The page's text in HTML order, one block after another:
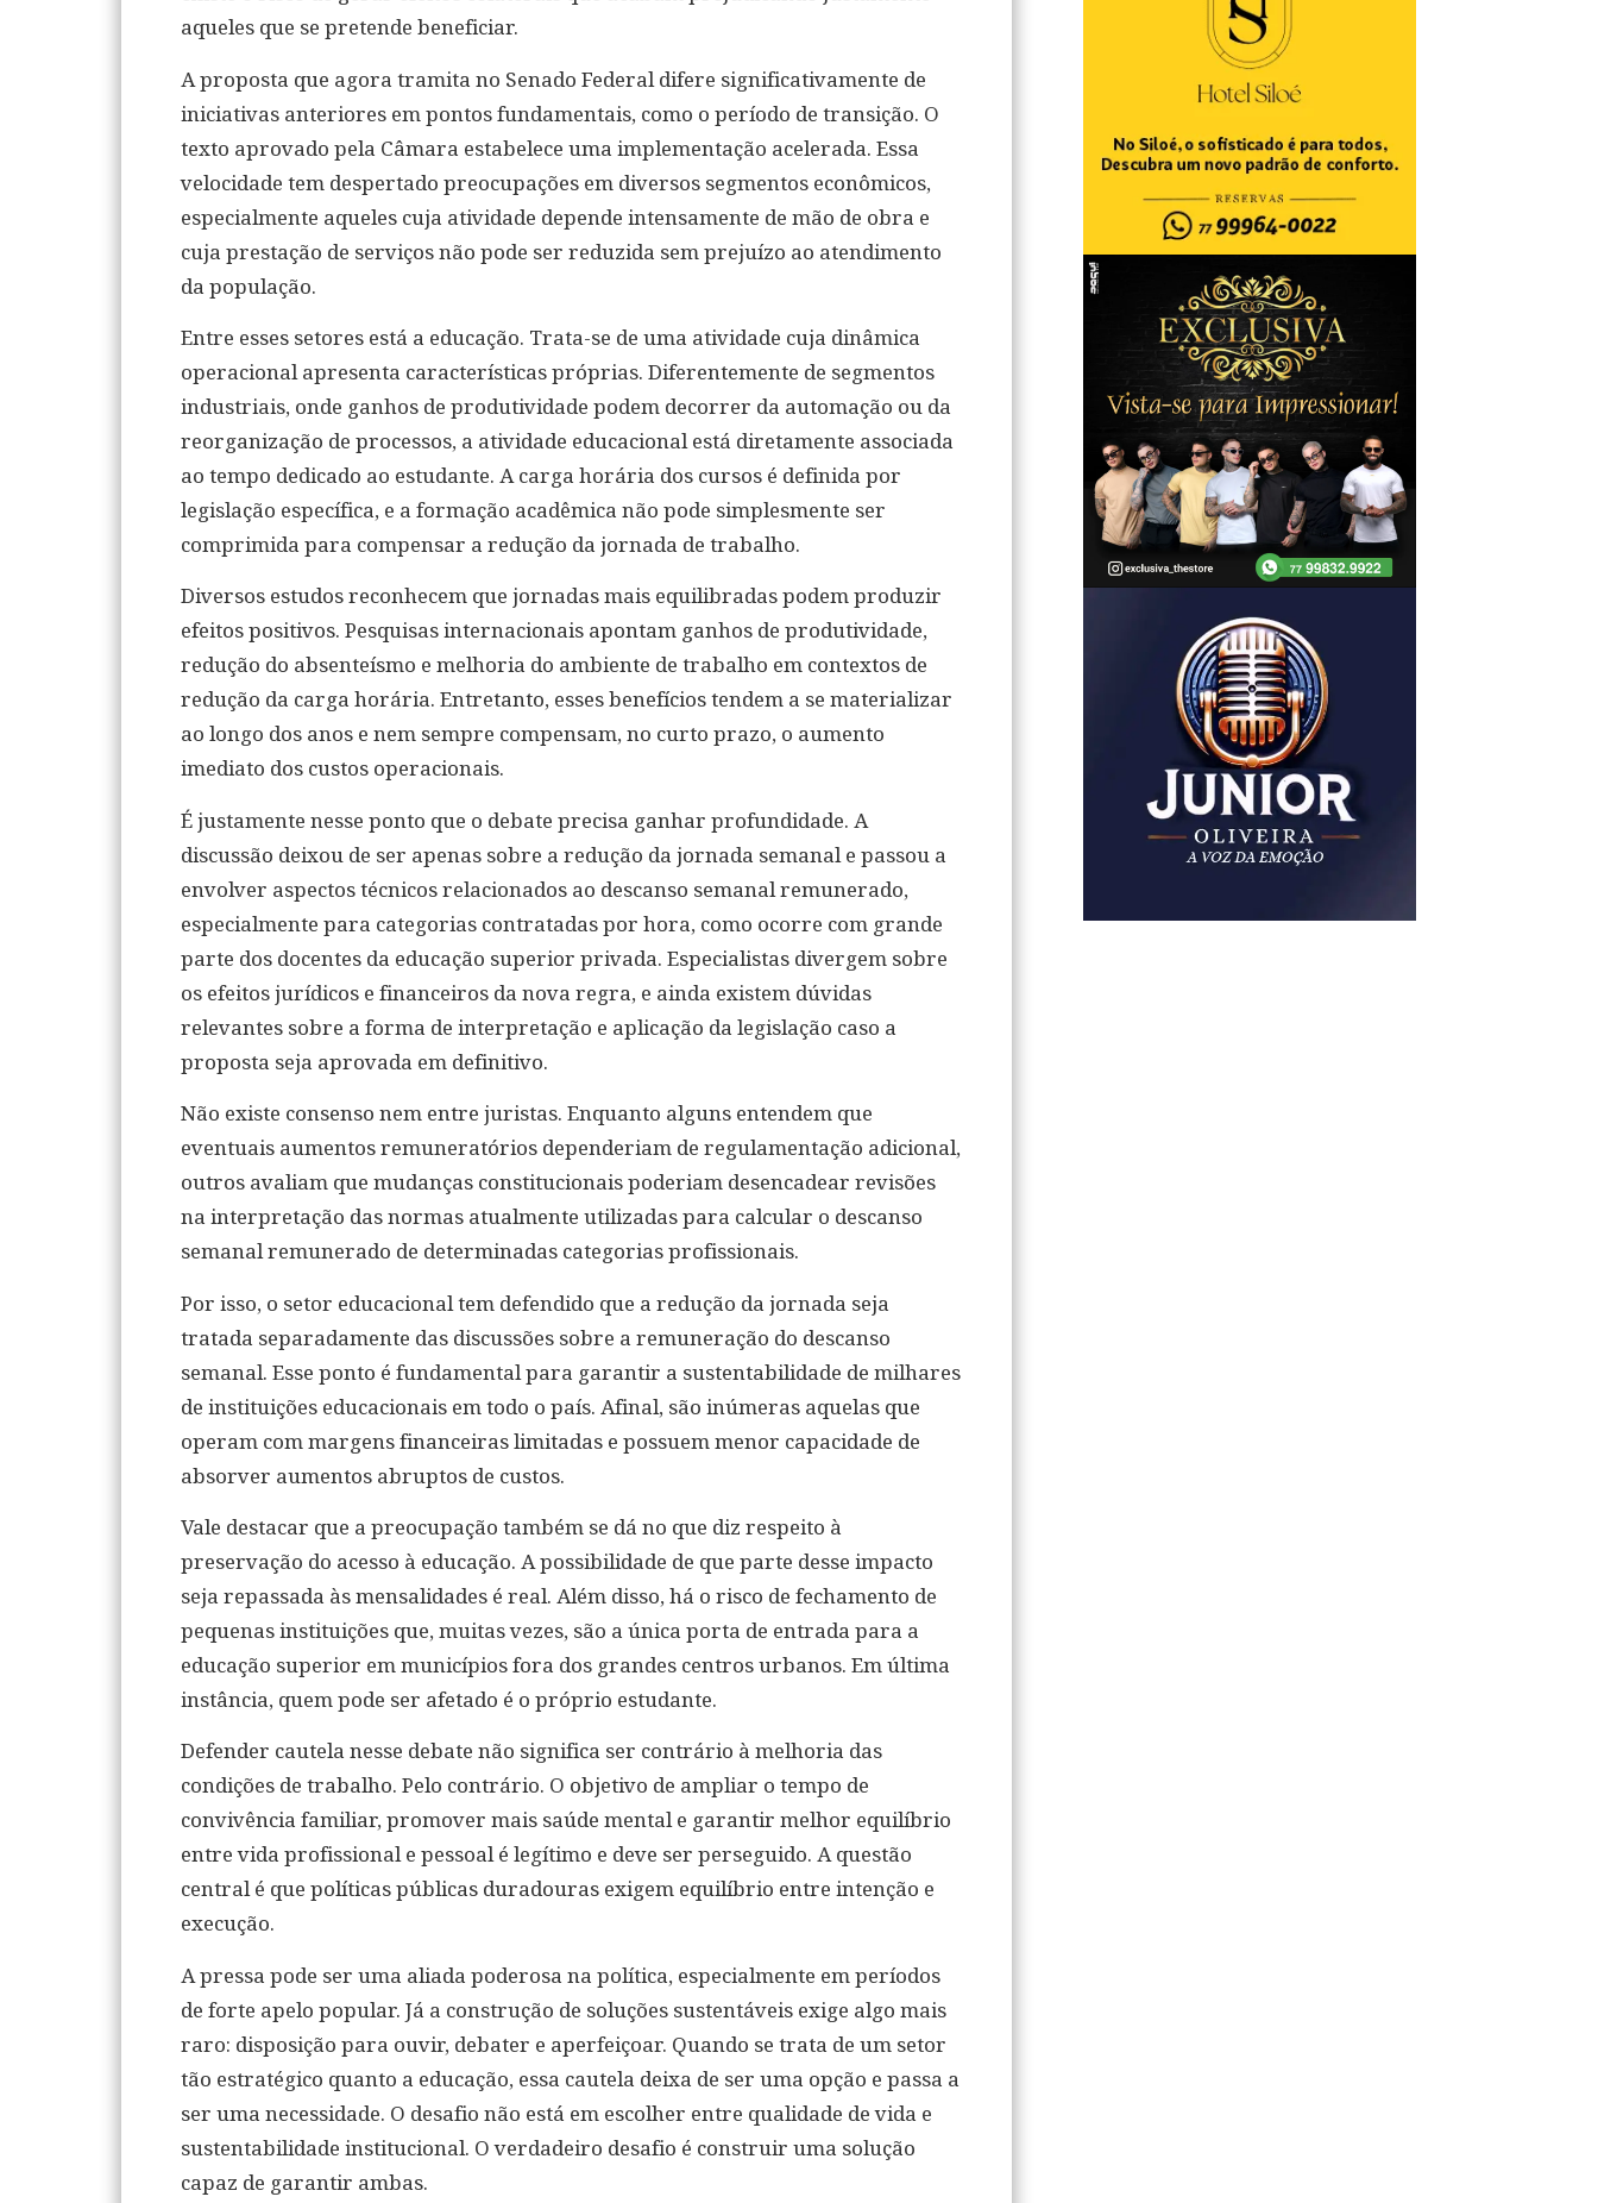
aqueles que se pretende beneficiar.
A proposta que agora tramita no Senado Federal difere significativamente de
iniciativas anteriores em pontos fundamentais, como o período de transição. O
texto aprovado pela Câmara estabelece uma implementação acelerada. Essa
velocidade tem despertado preocupações em diversos segmentos econômicos,
especialmente aqueles cuja atividade depende intensamente de mão de obra e
cuja prestação de serviços não pode ser reduzida sem prejuízo ao atendimento
da população.
Entre esses setores está a educação. Trata-se de uma atividade cuja dinâmica
operacional apresenta características próprias. Diferentemente de segmentos
industriais, onde ganhos de produtividade podem decorrer da automação ou da
reorganização de processos, a atividade educacional está diretamente associada
ao tempo dedicado ao estudante. A carga horária dos cursos é definida por
legislação específica, e a formação acadêmica não pode simplesmente ser
comprimida para compensar a redução da jornada de trabalho.
Diversos estudos reconhecem que jornadas mais equilibradas podem produzir
efeitos positivos. Pesquisas internacionais apontam ganhos de produtividade,
redução do absenteísmo e melhoria do ambiente de trabalho em contextos de
redução da carga horária. Entretanto, esses benefícios tendem a se materializar
ao longo dos anos e nem sempre compensam, no curto prazo, o aumento
imediato dos custos operacionais.
É justamente nesse ponto que o debate precisa ganhar profundidade. A
discussão deixou de ser apenas sobre a redução da jornada semanal e passou a
envolver aspectos técnicos relacionados ao descanso semanal remunerado,
especialmente para categorias contratadas por hora, como ocorre com grande
parte dos docentes da educação superior privada. Especialistas divergem sobre
os efeitos jurídicos e financeiros da nova regra, e ainda existem dúvidas
relevantes sobre a forma de interpretação e aplicação da legislação caso a
proposta seja aprovada em definitivo.
Não existe consenso nem entre juristas. Enquanto alguns entendem que
eventuais aumentos remuneratórios dependeriam de regulamentação adicional,
outros avaliam que mudanças constitucionais poderiam desencadear revisões
na interpretação das normas atualmente utilizadas para calcular o descanso
semanal remunerado de determinadas categorias profissionais.
Por isso, o setor educacional tem defendido que a redução da jornada seja
tratada separadamente das discussões sobre a remuneração do descanso
semanal. Esse ponto é fundamental para garantir a sustentabilidade de milhares
de instituições educacionais em todo o país. Afinal, são inúmeras aquelas que
operam com margens financeiras limitadas e possuem menor capacidade de
absorver aumentos abruptos de custos.
Vale destacar que a preocupação também se dá no que diz respeito à
preservação do acesso à educação. A possibilidade de que parte desse impacto
seja repassada às mensalidades é real. Além disso, há o risco de fechamento de
pequenas instituições que, muitas vezes, são a única porta de entrada para a
educação superior em municípios fora dos grandes centros urbanos. Em última
instância, quem pode ser afetado é o próprio estudante.
Defender cautela nesse debate não significa ser contrário à melhoria das
condições de trabalho. Pelo contrário. O objetivo de ampliar o tempo de
convivência familiar, promover mais saúde mental e garantir melhor equilíbrio
entre vida profissional e pessoal é legítimo e deve ser perseguido. A questão
central é que políticas públicas duradouras exigem equilíbrio entre intenção e
execução.
A pressa pode ser uma aliada poderosa na política, especialmente em períodos
de forte apelo popular. Já a construção de soluções sustentáveis exige algo mais
raro: disposição para ouvir, debater e aperfeiçoar. Quando se trata de um setor
tão estratégico quanto a educação, essa cautela deixa de ser uma opção e passa a
ser uma necessidade. O desafio não está em escolher entre qualidade de vida e
sustentabilidade institucional. O verdadeiro desafio é construir uma solução
capaz de garantir ambas.